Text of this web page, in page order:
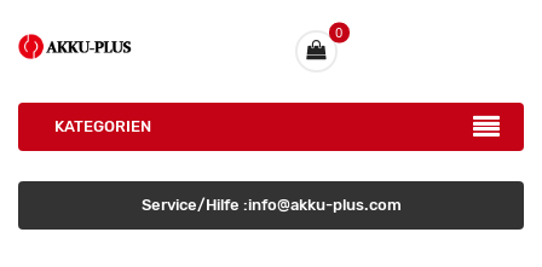
0
KATEGORIEN
Service/Hilfe :info@akku-plus.com